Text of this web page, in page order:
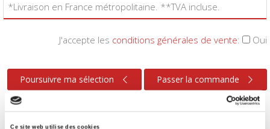
Ce site web utilise des cookies
*Livraison en France métropolitaine. **TVA incluse.
J'accepte les conditions générales de vente: Oui
Poursuivre ma sélection Passer la commande